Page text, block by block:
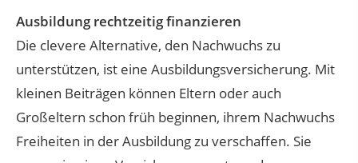
Ausbildung rechtzeitig finanzieren
Die clevere Alternative, den Nachwuchs zu
unterstützen, ist eine Ausbildungsversicherung. Mit
kleinen Beiträgen können Eltern oder auch
Großeltern schon früh beginnen, ihrem Nachwuchs
Freiheiten in der Ausbildung zu verschaffen. Sie